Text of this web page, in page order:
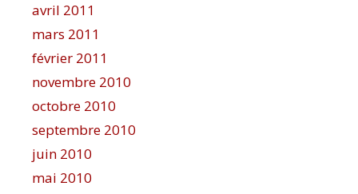
avril 2011
mars 2011
février 2011
novembre 2010
octobre 2010
septembre 2010
juin 2010
mai 2010